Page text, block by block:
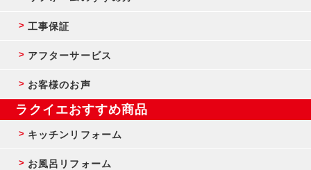
工事保証
アフターサービス
お客様のお声
ラクイエおすすめ商品
キッチンリフォーム
お風呂リフォーム